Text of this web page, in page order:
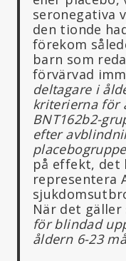
seronegativa
den tionde
förekom
barn som
förvärvad
deltagare i
kriterierna för
BNT162b2-
efter
på effekt, det
representera
När det gäller
för blindad
åldern 6-23